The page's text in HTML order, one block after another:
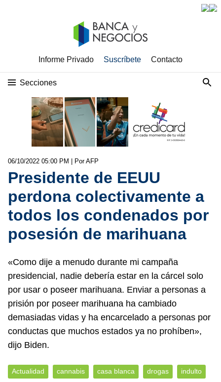
Informe Privado Suscríbete Contacto
Secciones
06/10/2022 05:00 PM | Por AFP
Presidente de EEUU
perdona colectivamente a
todos los condenados por
posesión de marihuana
«Como dije a menudo durante mi campaña
presidencial, nadie debería estar en la cárcel solo
por usar o poseer marihuana. Enviar a personas a
prisión por poseer marihuana ha cambiado
demasiadas vidas y ha encarcelado a personas por
conductas que muchos estados ya no prohíben»,
dijo Biden.
Actualidad cannabis casa blanca drogas indulto